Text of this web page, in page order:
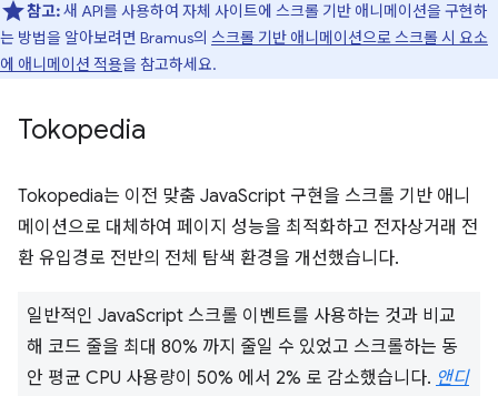
참고:새 API를 사용하여 자체 사이트에 스크롤 기반 애니메이션을 구현하
는 방법을 알아보려면 Bramus의 스크롤 기반 애니메이션으로 스크롤 시 요소
에 애니메이션 적용을 참고하세요.
Tokopedia
Tokopedia는 이전 맞춤 JavaScript 구현을 스크롤 기반 애니
메이션으로 대체하여 페이지 성능을 최적화하고 전자상거래 전
환 유입경로 전반의 전체 탐색 환경을 개선했습니다.
일반적인 JavaScript 스크롤 이벤트를 사용하는 것과 비교
해 코드 줄을 최대 80% 까지 줄일 수 있었고 스크롤하는 동
안 평균 CPU 사용량이 50% 에서 2% 로 감소했습니다. 앤디